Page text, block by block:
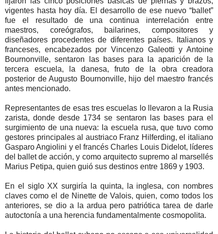
vigentes hasta hoy día. El desarrollo de ese nuevo “ballet”
fue el resultado de una continua interrelación entre
maestros, coreógrafos, bailarines, compositores y
diseñadores procedentes de diferentes países. Italianos y
franceses, encabezados por Vincenzo Galeotti y Antoine
Bournonville, sentaron las bases para la aparición de la
tercera escuela, la danesa, fruto de la obra creadora
posterior de Augusto Bournonville, hijo del maestro francés
antes mencionado.
Representantes de esas tres escuelas lo llevaron a la Rusia
zarista, donde desde 1734 se sentaron las bases para el
surgimiento de una nueva: la escuela rusa, que tuvo como
gestores principales al austriaco Franz Hilferding, el italiano
Gasparo Angiolini y el francés Charles Louis Didelot, líderes
del ballet de acción, y como arquitecto supremo al marsellés
Marius Petipa, quien guió sus destinos entre 1869 y 1903.
En el siglo XX surgiría la quinta, la inglesa, con nombres
claves como el de Ninette de Valois, quien, como todos los
anteriores, se dio a la ardua pero patriótica tarea de darle
autoctonía a una herencia fundamentalmente cosmopolita.